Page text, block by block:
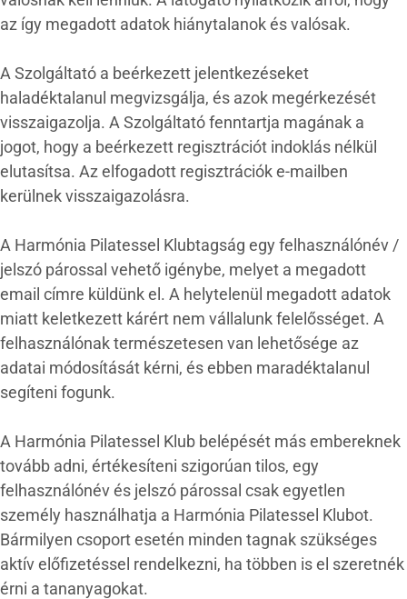
az így megadott adatok hiánytalanok és valósak.
A Szolgáltató a beérkezett jelentkezéseket
haladéktalanul megvizsgálja, és azok megérkezését
visszaigazolja. A Szolgáltató fenntartja magának a
jogot, hogy a beérkezett regisztrációt indoklás nélkül
elutasítsa. Az elfogadott regisztrációk e-mailben
kerülnek visszaigazolásra.
A Harmónia Pilatessel Klubtagság egy felhasználónév /
jelszó párossal vehető igénybe, melyet a megadott
email címre küldünk el. A helytelenül megadott adatok
miatt keletkezett kárért nem vállalunk felelősséget. A
felhasználónak természetesen van lehetősége az
adatai módosítását kérni, és ebben maradéktalanul
segíteni fogunk.
A Harmónia Pilatessel Klub belépését más embereknek
tovább adni, értékesíteni szigorúan tilos, egy
felhasználónév és jelszó párossal csak egyetlen
személy használhatja a Harmónia Pilatessel Klubot.
Bármilyen csoport esetén minden tagnak szükséges
aktív előfizetéssel rendelkezni, ha többen is el szeretnék
érni a tananyagokat.